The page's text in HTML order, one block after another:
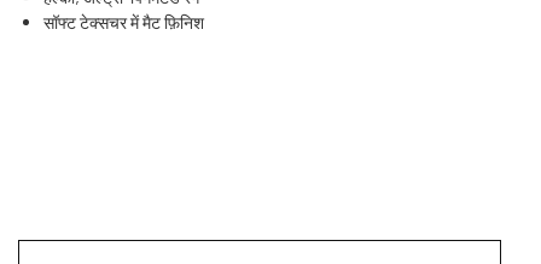
सॉफ्ट टेक्सचर में मैट फ़िनिश